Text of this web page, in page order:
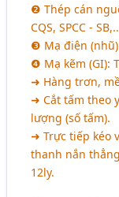
❷ Thép cán
CQS, SPCC - SB,..
❸ Mạ điện
❹ Mạ kẽm (GI):
➜ Hàng trơn,
➜ Cắt tấm theo
lượng (số tấm).
➜ Trực tiếp kéo
thanh nắn
12ly.